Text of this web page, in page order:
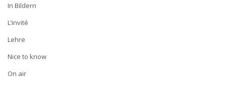
In Bildern
L’invité
Lehre
Nice to know
On air